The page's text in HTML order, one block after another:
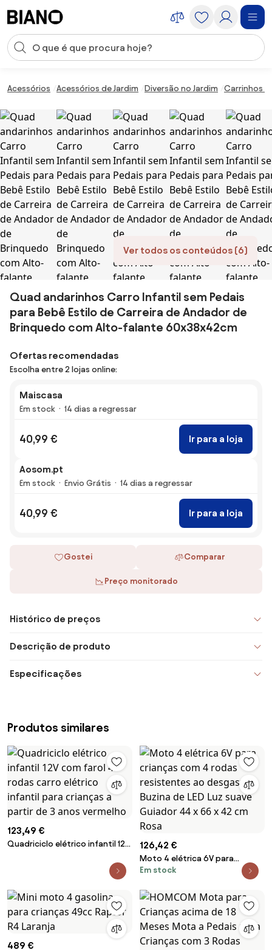
Entrada de pesquisa
Acessórios Acessórios de Jardim Diversão no Jardim Carrinhos e
Ver todos os conteúdos (6)
Quad andarinhos Carro Infantil sem Pedais
para Bebê Estilo de Carreira de Andador de
Brinquedo com Alto-falante 60x38x42cm
Ofertas recomendadas
Escolha entre 2 lojas online:
Maiscasa
Em stock 14 dias a regressar
40,99 € Ir para a loja
Aosom.pt
Em stock Envio Grátis 14 dias a regressar
40,99 € Ir para a loja
Gostei Comparar
Preço monitorado
Histórico de preços
Descrição de produto
Especificações
Produtos similares
123,49 €
Quadriciclo elétrico infantil 12V
elétrico infantil para crianças a
126,42 €
Moto 4 elétrica 6V para
crianças com 4 rodas
de LED Luz suave Guiador 44 x
66 x 42 cm Rosa
Em stock
489 €